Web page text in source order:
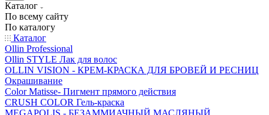
Каталог
По всему сайту
По каталогу
Каталог
Ollin Professional
Ollin STYLE Лак для волос
OLLIN VISION - КРЕМ-КРАСКА ДЛЯ БРОВЕЙ И РЕСНИЦ
Окрашивание
Color Matisse- Пигмент прямого действия
CRUSH COLOR Гель-краска
MEGAPOLIS - БЕЗАММИАЧНЫЙ МАСЛЯНЫЙ